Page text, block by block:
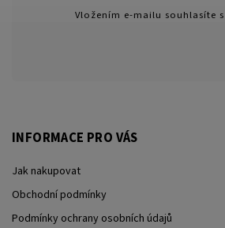
INFORMACE PRO VÁS
Jak nakupovat
Obchodní podmínky
Podmínky ochrany osobních údajů
Vložením e-mailu souhlasíte s